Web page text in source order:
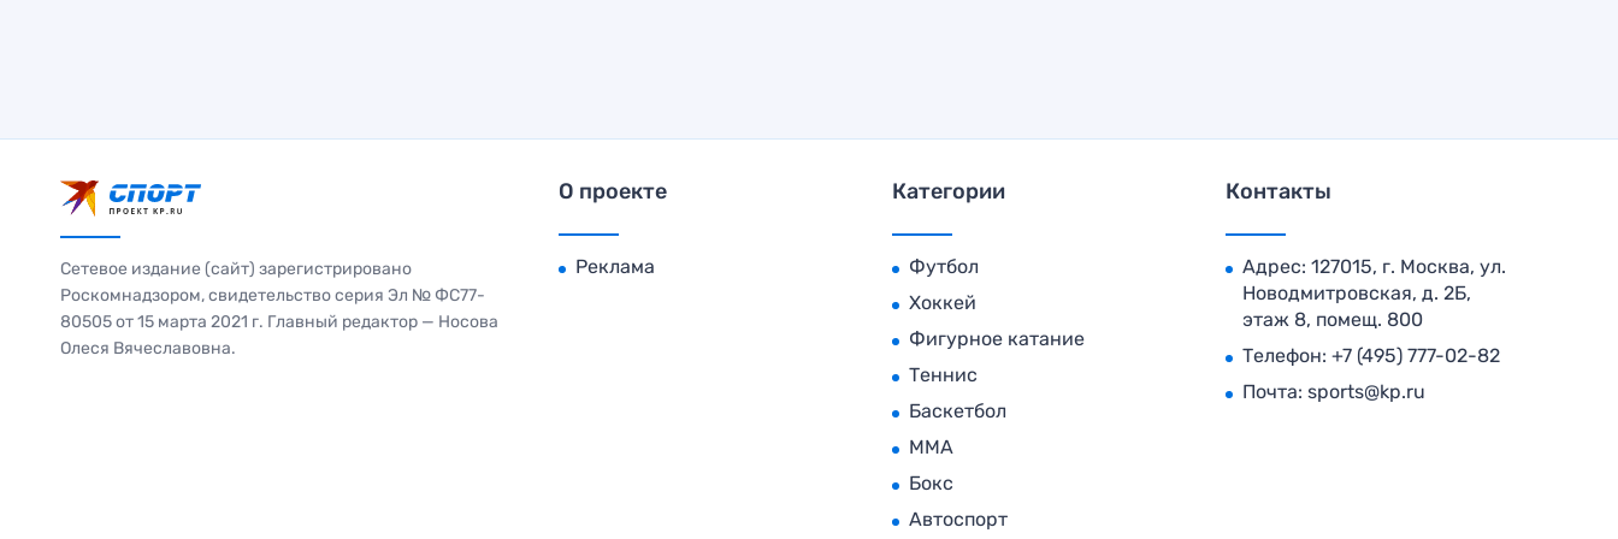
Сетевое издание (сайт) зарегистрировано
Роскомнадзором, свидетельство серия Эл № ФС77-
80505 от 15 марта 2021 г. Главный редактор — Носова
Олеся Вячеславовна.
О проекте
Реклама
Категории
Футбол
Хоккей
Фигурное катание
Теннис
Баскетбол
MMA
Бокс
Автоспорт
Контакты
Адрес: 127015, г. Москва, ул.
Новодмитровская, д. 2Б,
этаж 8, помещ. 800
Телефон: +7 (495) 777-02-82
Почта: sports@kp.ru